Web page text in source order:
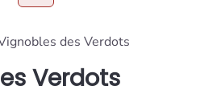
des Verdots
Verdots